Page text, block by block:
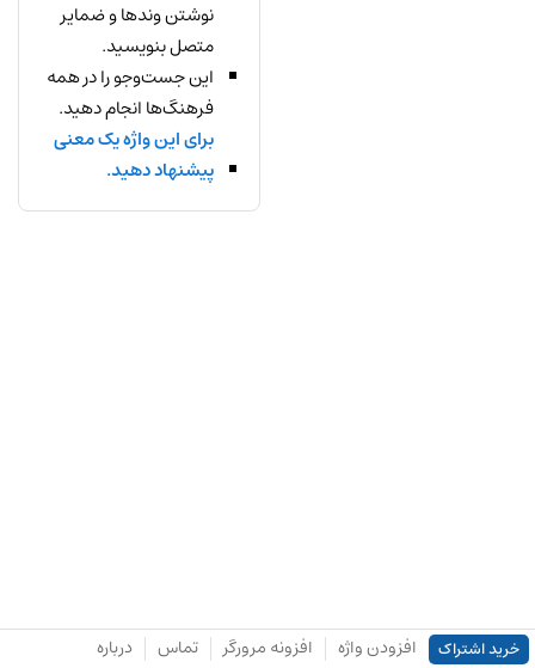
نوشتن وندها و ضمایر
متصل بنویسید.
این جست‌وجو را در همه
فرهنگ‌ها انجام دهید.
برای این واژه یک معنی
پیشنهاد دهید.
خرید اشتراک افزودن واژه افزونه مرورگر تماس درباره